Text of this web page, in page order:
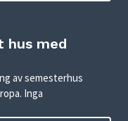
hus med
av semesterhus
Inga